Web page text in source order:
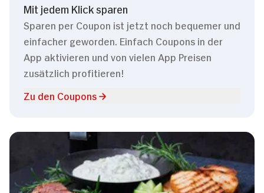
Mit jedem Klick sparen
Sparen per Coupon ist jetzt noch bequemer und
einfacher geworden. Einfach Coupons in der
App aktivieren und von vielen App Preisen
zusätzlich profitieren!
Zu den Coupons